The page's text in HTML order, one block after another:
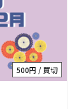
500円 / 買切